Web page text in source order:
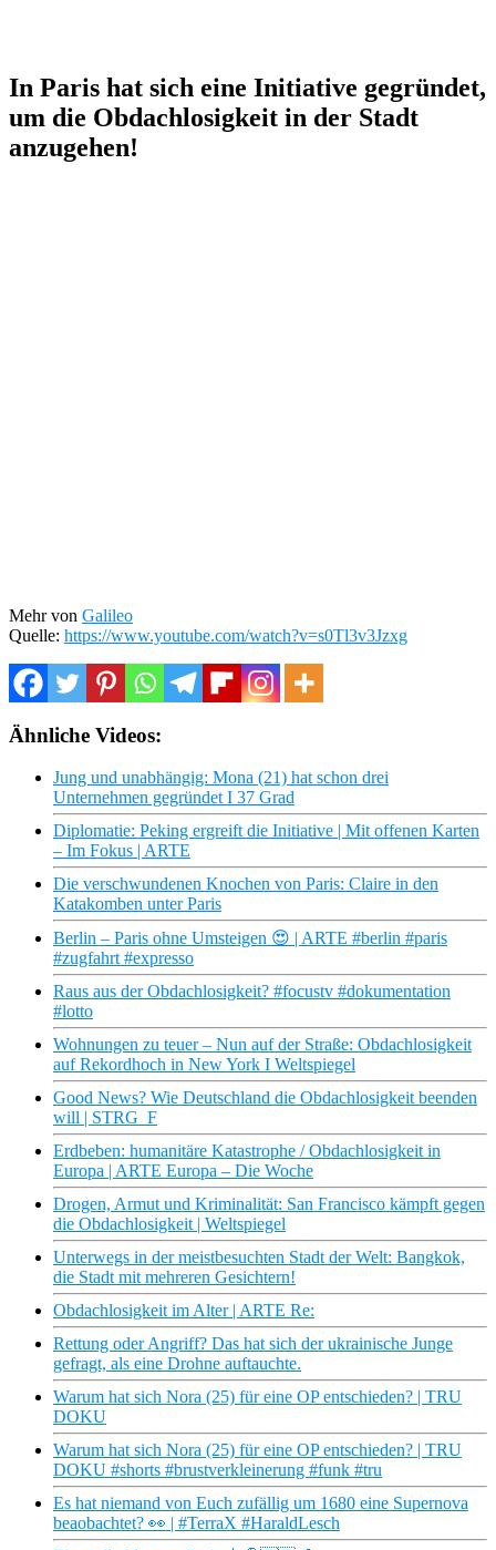
In Paris hat sich eine Initiative gegründet,
um die Obdachlosigkeit in der Stadt
anzugehen!
Mehr von Galileo
Quelle: https://www.youtube.com/watch?v=s0Tl3v3Jzxg
Ähnliche Videos:
Jung und unabhängig: Mona (21) hat schon drei
Unternehmen gegründet I 37 Grad
Diplomatie: Peking ergreift die Initiative | Mit offenen Karten
– Im Fokus | ARTE
Die verschwundenen Knochen von Paris: Claire in den
Katakomben unter Paris
Berlin – Paris ohne Umsteigen 😍 | ARTE #berlin #paris
#zugfahrt #expresso
Raus aus der Obdachlosigkeit? #focustv #dokumentation
#lotto
Wohnungen zu teuer – Nun auf der Straße: Obdachlosigkeit
auf Rekordhoch in New York I Weltspiegel
Good News? Wie Deutschland die Obdachlosigkeit beenden
will | STRG_F
Erdbeben: humanitäre Katastrophe / Obdachlosigkeit in
Europa | ARTE Europa – Die Woche
Drogen, Armut und Kriminalität: San Francisco kämpft gegen
die Obdachlosigkeit | Weltspiegel
Unterwegs in der meistbesuchten Stadt der Welt: Bangkok,
die Stadt mit mehreren Gesichtern!
Obdachlosigkeit im Alter | ARTE Re:
Rettung oder Angriff? Das hat sich der ukrainische Junge
gefragt, als eine Drohne auftauchte.
Warum hat sich Nora (25) für eine OP entschieden? | TRU
DOKU
Warum hat sich Nora (25) für eine OP entschieden? | TRU
DOKU #shorts #brustverkleinerung #funk #tru
Es hat niemand von Euch zufällig um 1680 eine Supernova
beaobachtet? 👀 | #TerraX #HaraldLesch